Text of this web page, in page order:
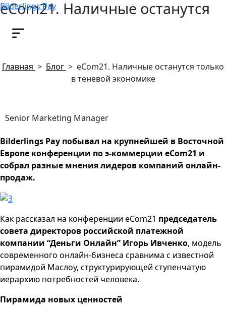
Bilderlings Pay
eCom21. Наличные останутся
только в теневой экономике
Главная > Блог > eCom21. Наличные останутся только
в теневой экономике
Senior Marketing Manager
Bilderlings Pay побывал на крупнейшей в Восточной
Европе конференции по э-коммерции eCom21 и
собрал разные мнения лидеров компаний онлайн-
продаж.
Как рассказал на конференции eCom21 председатель
совета директоров российской платежной
компании “Деньги Онлайн” Игорь Ивченко, модель
современного онлайн-бизнеса сравнима с известной
пирамидой Маслоу, структурирующей ступенчатую
иерархию потребностей человека.
Пирамида новых ценностей